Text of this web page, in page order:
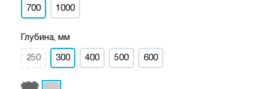
700 1000
Глубина, мм
250 300 400 500 600